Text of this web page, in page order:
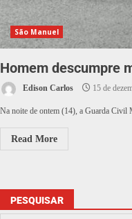
São Manuel
Homem descumpre
Edison Carlos 15 de
Na noite de ontem (14), a Guarda Civil
Read More
PESQUISAR